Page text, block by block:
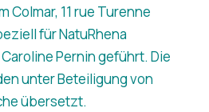
Colmar, 11 rue Turenne
für NatuRhena
Pernin geführt. Die
unter Beteiligung von
übersetzt.